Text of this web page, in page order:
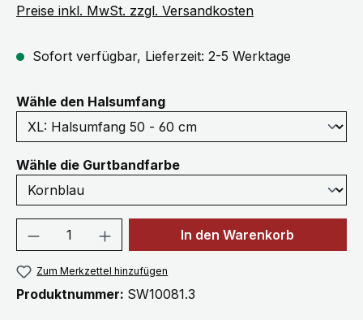
Preise inkl. MwSt. zzgl. Versandkosten
Sofort verfügbar, Lieferzeit: 2-5 Werktage
Wähle den Halsumfangauswählen
Wähle die Gurtbandfarbeauswählen
Produkt Anzahl: Gib denIn den Warenkorb
Zum Merkzettel hinzufügen
Produktnummer: SW10081.3